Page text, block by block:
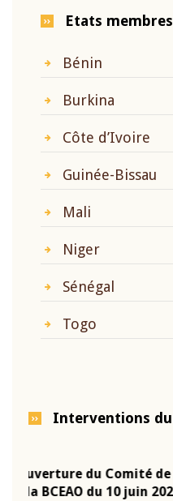
Etats membres
Bénin
Burkina
Côte d’Ivoire
Guinée-Bissau
Mali
Niger
Sénégal
Togo
Interventions
Allocution
Monétaire de la